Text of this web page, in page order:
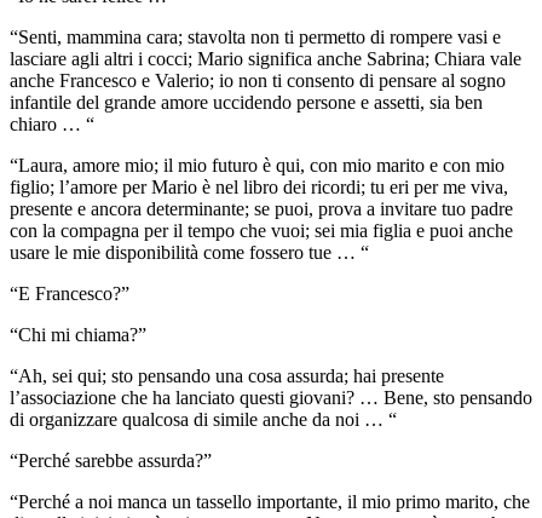
“Senti, mammina cara; stavolta non ti permetto di rompere vasi e
lasciare agli altri i cocci; Mario significa anche Sabrina; Chiara vale
anche Francesco e Valerio; io non ti consento di pensare al sogno
infantile del grande amore uccidendo persone e assetti, sia ben
chiaro … “
“Laura, amore mio; il mio futuro è qui, con mio marito e con mio
figlio; l’amore per Mario è nel libro dei ricordi; tu eri per me viva,
presente e ancora determinante; se puoi, prova a invitare tuo padre
con la compagna per il tempo che vuoi; sei mia figlia e puoi anche
usare le mie disponibilità come fossero tue … “
“E Francesco?”
“Chi mi chiama?”
“Ah, sei qui; sto pensando una cosa assurda; hai presente
l’associazione che ha lanciato questi giovani? … Bene, sto pensando
di organizzare qualcosa di simile anche da noi … “
“Perché sarebbe assurda?”
“Perché a noi manca un tassello importante, il mio primo marito, che